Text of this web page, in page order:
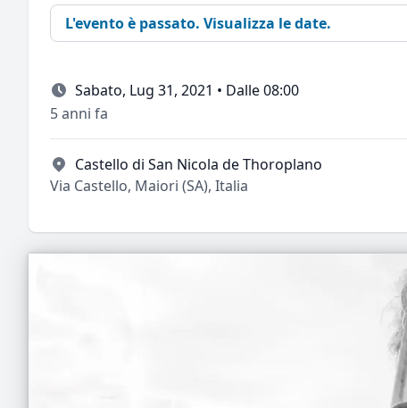
L'evento è passato. Visualizza le date.
Sabato, Lug 31, 2021 • Dalle 08:00
5 anni fa
Castello di San Nicola de Thoroplano
Via Castello, Maiori (SA), Italia